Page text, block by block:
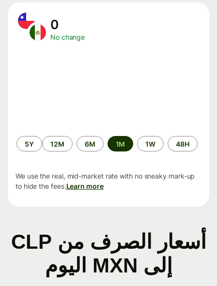
No change
الفترة
الزمنية
48H
1W
1M
6M
12M
5Y
We use the real, mid-market rate with no sneaky mark-up
to hide the fees.Learn more
أسعار الصرف من CLP
إلى MXN اليوم